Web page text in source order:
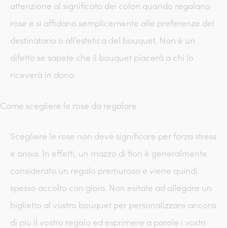
attenzione al significato dei colori quando regalano
rose e si affidano semplicemente alle preferenze del
destinatario o all’estetica del bouquet. Non è un
difetto se sapete che il bouquet piacerà a chi lo
riceverà in dono.
Come scegliere le rose da regalare
Scegliere le rose non deve significare per forza stress
e ansia. In effetti, un mazzo di fiori è generalmente
considerato un regalo premuroso e viene quindi
spesso accolto con gioia. Non esitate ad allegare un
biglietto al vostro bouquet per personalizzare ancora
di più il vostro regalo ed esprimere a parole i vostri